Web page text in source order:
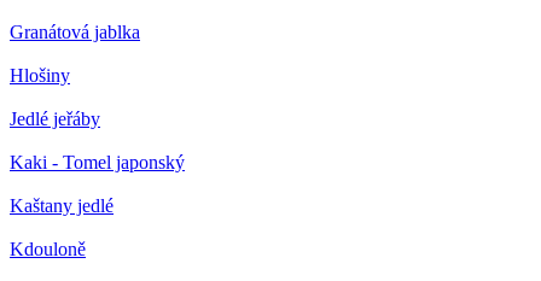
Granátová jablka
Hlošiny
Jedlé jeřáby
Kaki - Tomel japonský
Kaštany jedlé
Kdouloně